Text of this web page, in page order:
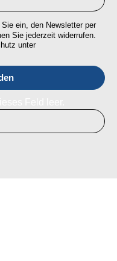
ein, den Newsletter per
Sie jederzeit widerrufen.
unter